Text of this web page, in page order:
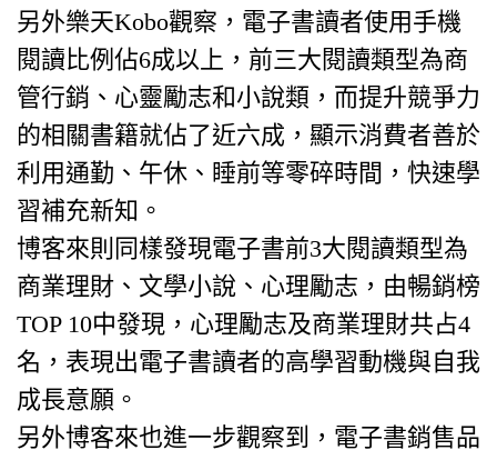
另外樂天Kobo觀察，電子書讀者使用手機
閱讀比例佔6成以上，前三大閱讀類型為商
管行銷、心靈勵志和小說類，而提升競爭力
的相關書籍就佔了近六成，顯示消費者善於
利用通勤、午休、睡前等零碎時間，快速學
習補充新知。
博客來則同樣發現電子書前3大閱讀類型為
商業理財、文學小說、心理勵志，由暢銷榜
TOP 10中發現，心理勵志及商業理財共占4
名，表現出電子書讀者的高學習動機與自我
成長意願。
另外博客來也進一步觀察到，電子書銷售品